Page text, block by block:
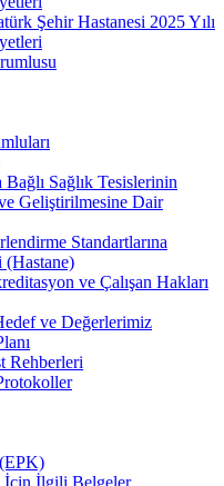
Şehir Hastanesi 2025 Yılı
Bağlı Sağlık Tesislerinin
Geliştirilmesine Dair
Standartlarına
(Hastane)
ve Çalışan Hakları
ve Değerlerimiz
Rehberleri
İçin İlgili Belgeler